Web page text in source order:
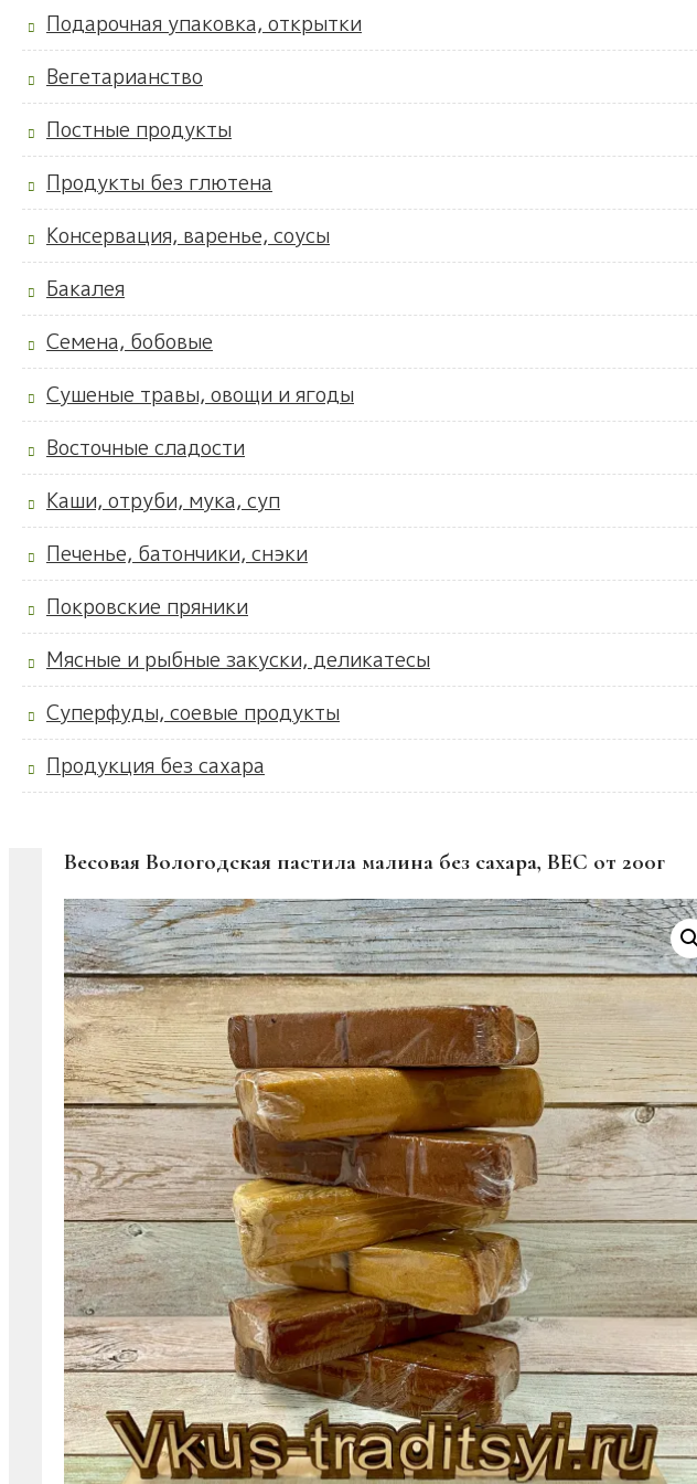
Подарочная упаковка, открытки
Вегетарианство
Постные продукты
Продукты без глютена
Консервация, варенье, соусы
Бакалея
Семена, бобовые
Сушеные травы, овощи и ягоды
Восточные сладости
Каши, отруби, мука, суп
Печенье, батончики, снэки
Покровские пряники
Мясные и рыбные закуски, деликатесы
Суперфуды, соевые продукты
Продукция без сахара
Весовая Вологодская пастила малина без сахара, ВЕС от 200г